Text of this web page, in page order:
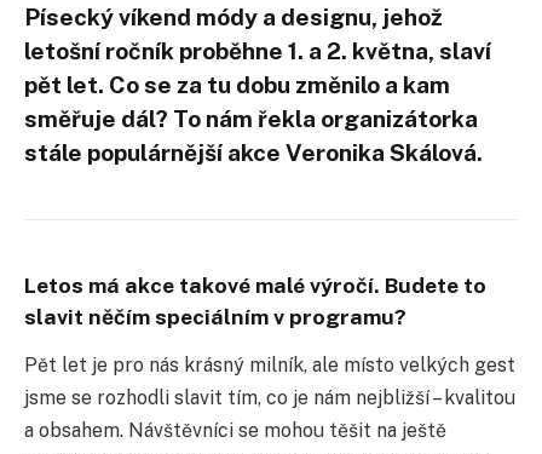
Písecký víkend módy a designu, jehož
letošní ročník proběhne 1. a 2. května, slaví
pět let. Co se za tu dobu změnilo a kam
směřuje dál? To nám řekla organizátorka
stále populárnější akce Veronika Skálová.
Letos má akce takové malé výročí. Budete to
slavit něčím speciálním v programu?
Pět let je pro nás krásný milník, ale místo velkých gest
jsme se rozhodli slavit tím, co je nám nejbližší – kvalitou
a obsahem. Návštěvníci se mohou těšit na ještě